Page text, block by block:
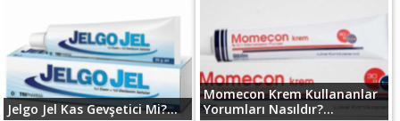
Jelgo Jel Kas Gevşetici Mi?...
Momecon Krem Kullananlar
Yorumları Nasıldır?...